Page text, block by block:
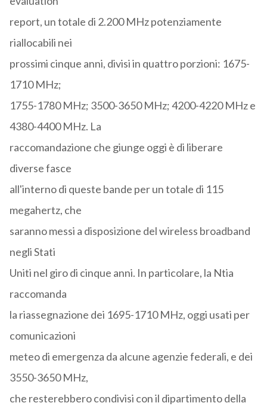
report, un totale di 2.200 MHz potenziamente
riallocabili nei
prossimi cinque anni, divisi in quattro porzioni: 1675-
1710 MHz;
1755-1780 MHz; 3500-3650 MHz; 4200-4220 MHz e
4380-4400 MHz. La
raccomandazione che giunge oggi è di liberare
diverse fasce
all'interno di queste bande per un totale di 115
megahertz, che
saranno messi a disposizione del wireless broadband
negli Stati
Uniti nel giro di cinque anni. In particolare, la Ntia
raccomanda
la riassegnazione dei 1695-1710 MHz, oggi usati per
comunicazioni
meteo di emergenza da alcune agenzie federali, e dei
3550-3650 MHz,
che resterebbero condivisi con il dipartimento della